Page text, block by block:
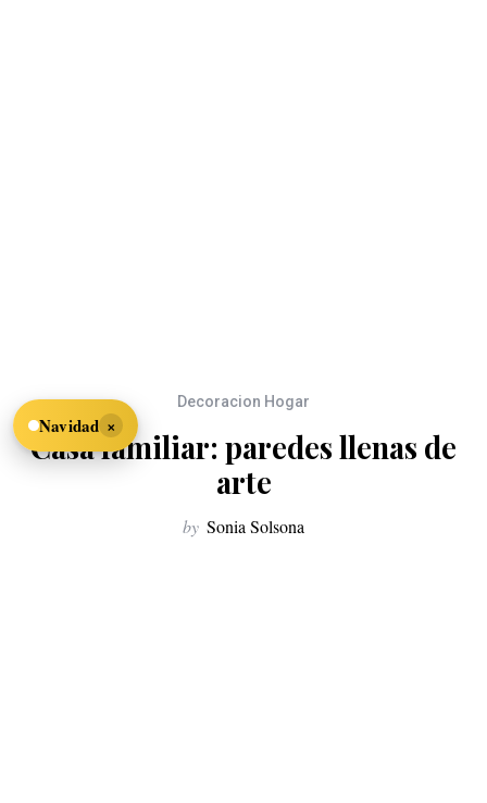
Decoracion Hogar
Casa familiar: paredes llenas de
arte
by Sonia Solsona
Navidad ×